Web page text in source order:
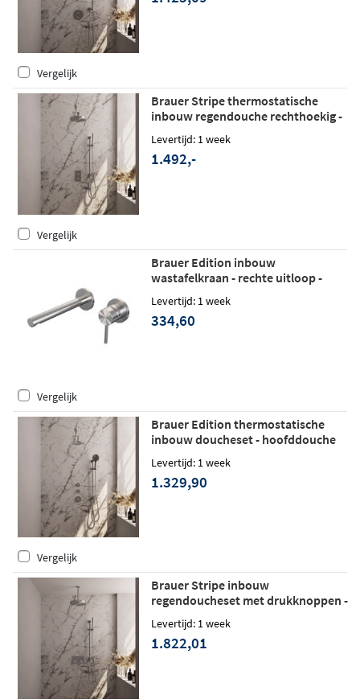
Vergelijk
Brauer Stripe thermostatische
inbouw regendouche rechthoekig -
glijstang - geborsteld RVS PVD
Levertijd: 1 week
1.492,-
Vergelijk
Brauer Edition inbouw
wastafelkraan - rechte uitloop -
geborsteld RVS PVD
Levertijd: 1 week
334,60
Vergelijk
Brauer Edition thermostatische
inbouw doucheset - hoofddouche
handdouche - met glijstang -
geborsteld RVS PVD
Levertijd: 1 week
1.329,90
Vergelijk
Brauer Stripe inbouw
regendoucheset met drukknoppen -
20cm plafondbuis - staafhanddouche
- glijstang - geborsteld RVS PVD
Levertijd: 1 week
1.822,01